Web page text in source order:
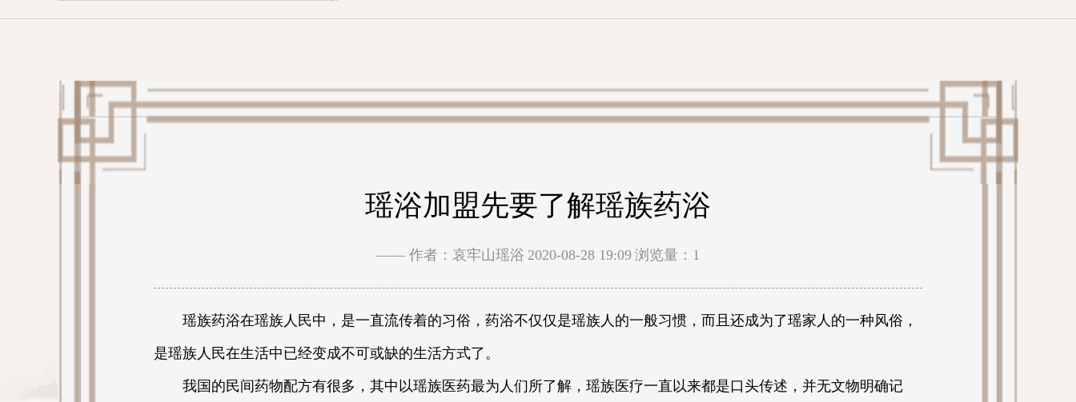
瑶浴加盟先要了解瑶族药浴
—— 作者：哀牢山瑶浴 2020-08-28 19:09 浏览量：1
瑶族药浴在瑶族人民中，是一直流传着的习俗，药浴不仅仅是瑶族人的一般习惯，而且还成为了瑶家人的一种风俗，
是瑶族人民在生活中已经变成不可或缺的生活方式了。
我国的民间药物配方有很多，其中以瑶族医药最为人们所了解，瑶族医疗一直以来都是口头传述，并无文物明确记